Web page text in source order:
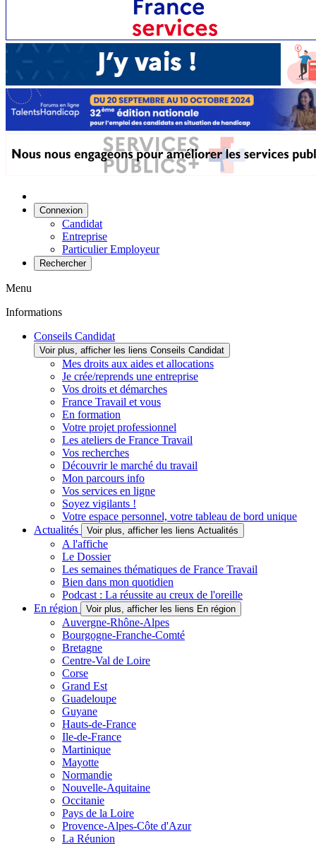
Connexion
Candidat
Entreprise
Particulier Employeur
Rechercher
Menu
Informations
Conseils Candidat
Voir plus, afficher les liens Conseils Candidat
Mes droits aux aides et allocations
Je crée/reprends une entreprise
Vos droits et démarches
France Travail et vous
En formation
Votre projet professionnel
Les ateliers de France Travail
Vos recherches
Découvrir le marché du travail
Mon parcours info
Vos services en ligne
Soyez vigilants !
Votre espace personnel, votre tableau de bord unique
Actualités
Voir plus, afficher les liens Actualités
A l'affiche
Le Dossier
Les semaines thématiques de France Travail
Bien dans mon quotidien
Podcast : La réussite au creux de l'oreille
En région
Voir plus, afficher les liens En région
Auvergne-Rhône-Alpes
Bourgogne-Franche-Comté
Bretagne
Centre-Val de Loire
Corse
Grand Est
Guadeloupe
Guyane
Hauts-de-France
Ile-de-France
Martinique
Mayotte
Normandie
Nouvelle-Aquitaine
Occitanie
Pays de la Loire
Provence-Alpes-Côte d'Azur
La Réunion